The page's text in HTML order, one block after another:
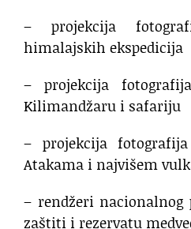
– projekcija
himalajskih ekspedicija
– projekcija
Kilimandžaru i safariju
– projekcija
Atakama i najvišem
– rendžeri nacionalnog
zaštiti i rezervatu